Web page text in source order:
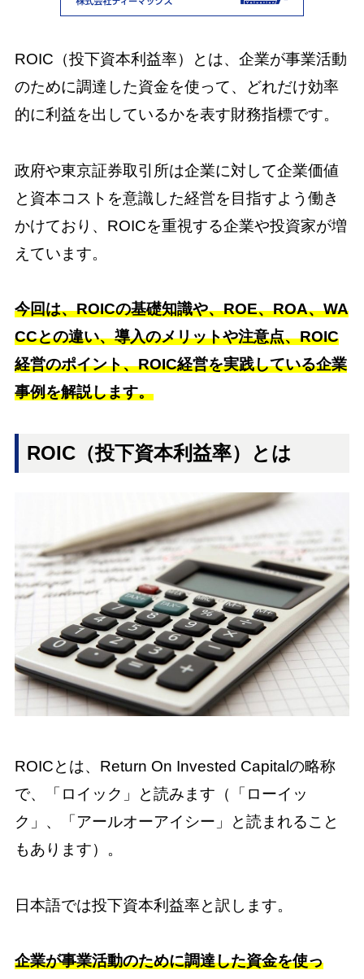
ROIC（投下資本利益率）とは、企業が事業活動
のために調達した資金を使って、どれだけ効率
的に利益を出しているかを表す財務指標です。
政府や東京証券取引所は企業に対して企業価値
と資本コストを意識した経営を目指すよう働き
かけており、ROICを重視する企業や投資家が増
えています。
今回は、ROICの基礎知識や、ROE、ROA、WA
CCとの違い、導入のメリットや注意点、ROIC
経営のポイント、ROIC経営を実践している企業
事例を解説します。
ROIC（投下資本利益率）とは
ROICとは、Return On Invested Capitalの略称
で、「ロイック」と読みます（「ローイッ
ク」、「アールオーアイシー」と読まれること
もあります）。
日本語では投下資本利益率と訳します。
企業が事業活動のために調達した資金を使っ